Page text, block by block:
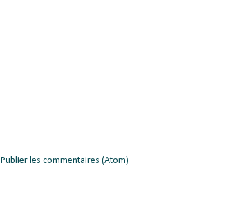
Publier les commentaires (Atom)